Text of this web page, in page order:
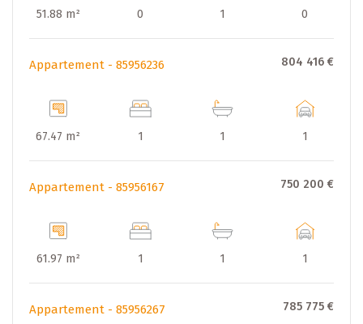
Situé dans un environnement résidentiel paisible et
verdoyant, la résidence «Banyan» à 83–91, rue des Muguets
bénéficie d’un emplacement stratégique à Luxembourg-
quartier calme et recherché séduit par sa qualité de vie,
plus modernes de la capitale. La résidence sera implantée
sur un terrain de ca. 19,60 ares.
En façade principale se trouvent les entrées pour piétons
sous-sols, un rez-de-chaussée et quatre étages. Aux sous-
sols nous retrouvons les emplacements privatifs, les caves,
les locaux communs et autres locaux techniques. Les
51.88 m² 0 1 0
Appartement - 85956236 804 416 €
67.47 m² 1 1 1
Appartement - 85956167 750 200 €
61.97 m² 1 1 1
Appartement - 85956267 785 775 €